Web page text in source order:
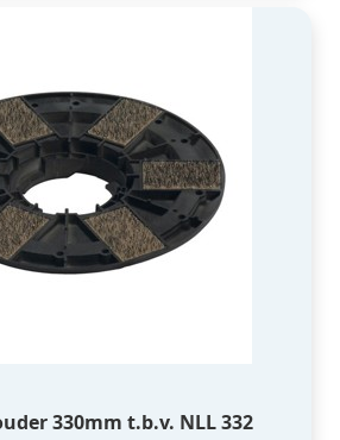
330mm t.b.v. NLL 332